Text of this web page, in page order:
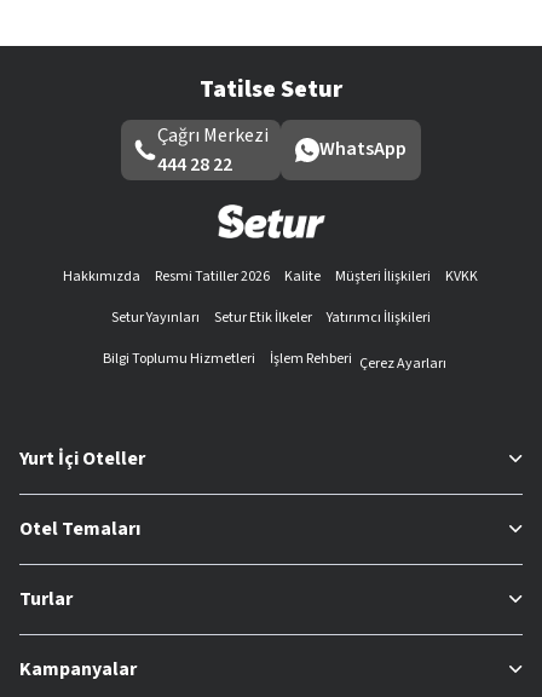
Tatilse Setur
Çağrı Merkezi
444 28 22
WhatsApp
Hakkımızda Resmi Tatiller 2026 Kalite Müşteri İlişkileri
KVKK
Setur Yayınları
Setur Etik İlkeler
Yatırımcı İlişkileri
Bilgi Toplumu Hizmetleri
İşlem Rehberi Çerez Ayarları
Yurt İçi Oteller
Otel Temaları
Turlar
Kampanyalar